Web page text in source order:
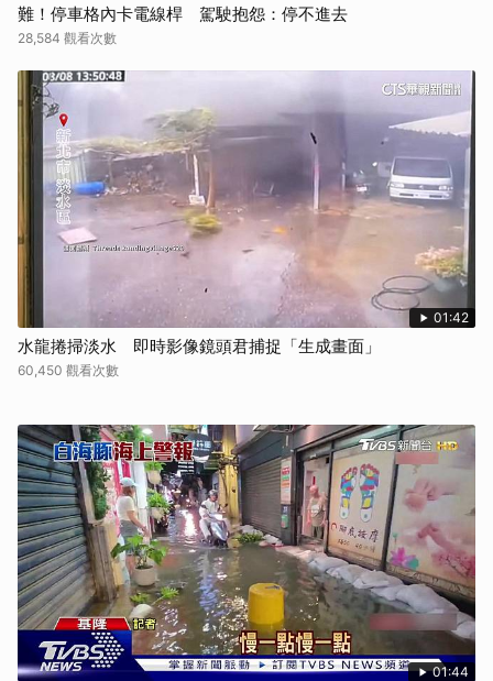
難！停車格內卡電線桿 駕駛抱怨：停不進去
28,584 觀看次數
01:42
水龍捲掃淡水 即時影像鏡頭君捕捉「生成畫面」
60,450 觀看次數
01:44